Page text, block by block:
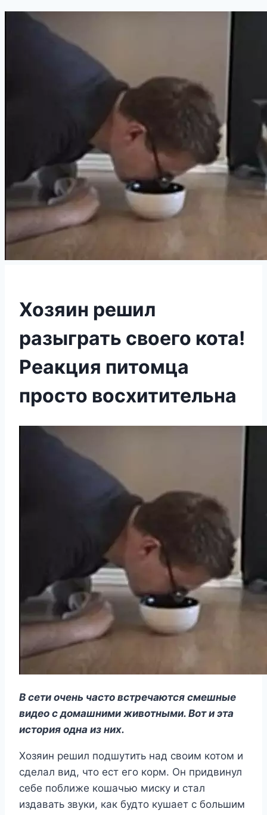
Хозяин решил
разыграть своего кота!
Реакция питомца
просто восхитительна
В сети очень часто встречаются смешные
видео с домашними животными. Вот и эта
история одна из них.
Хозяин решил подшутить над своим котом и
сделал вид, что ест его корм. Он придвинул
себе поближе кошачью миску и стал
издавать звуки, как будто кушает с большим